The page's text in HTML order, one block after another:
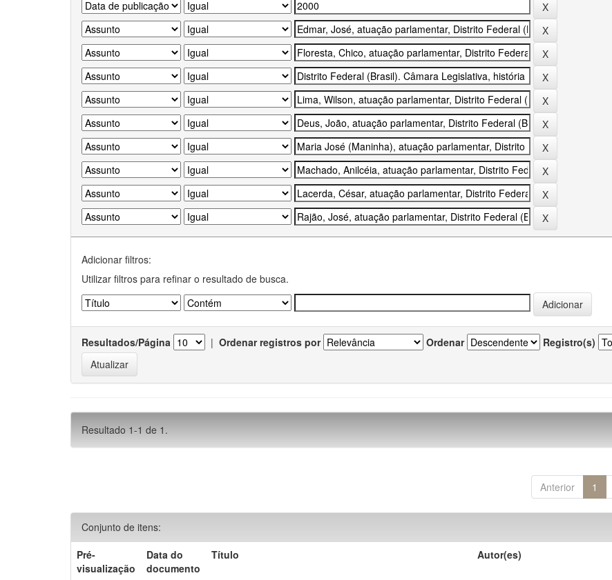
Adicionar filtros:
Utilizar filtros para refinar o resultado de busca.
Resultados/Página | Ordenar registros por Ordenar Registro(s)
Resultado 1-1 de 1.
Anterior 1
Conjunto de itens:
Pré-
visualização
Data do
documento
Título Autor(es)